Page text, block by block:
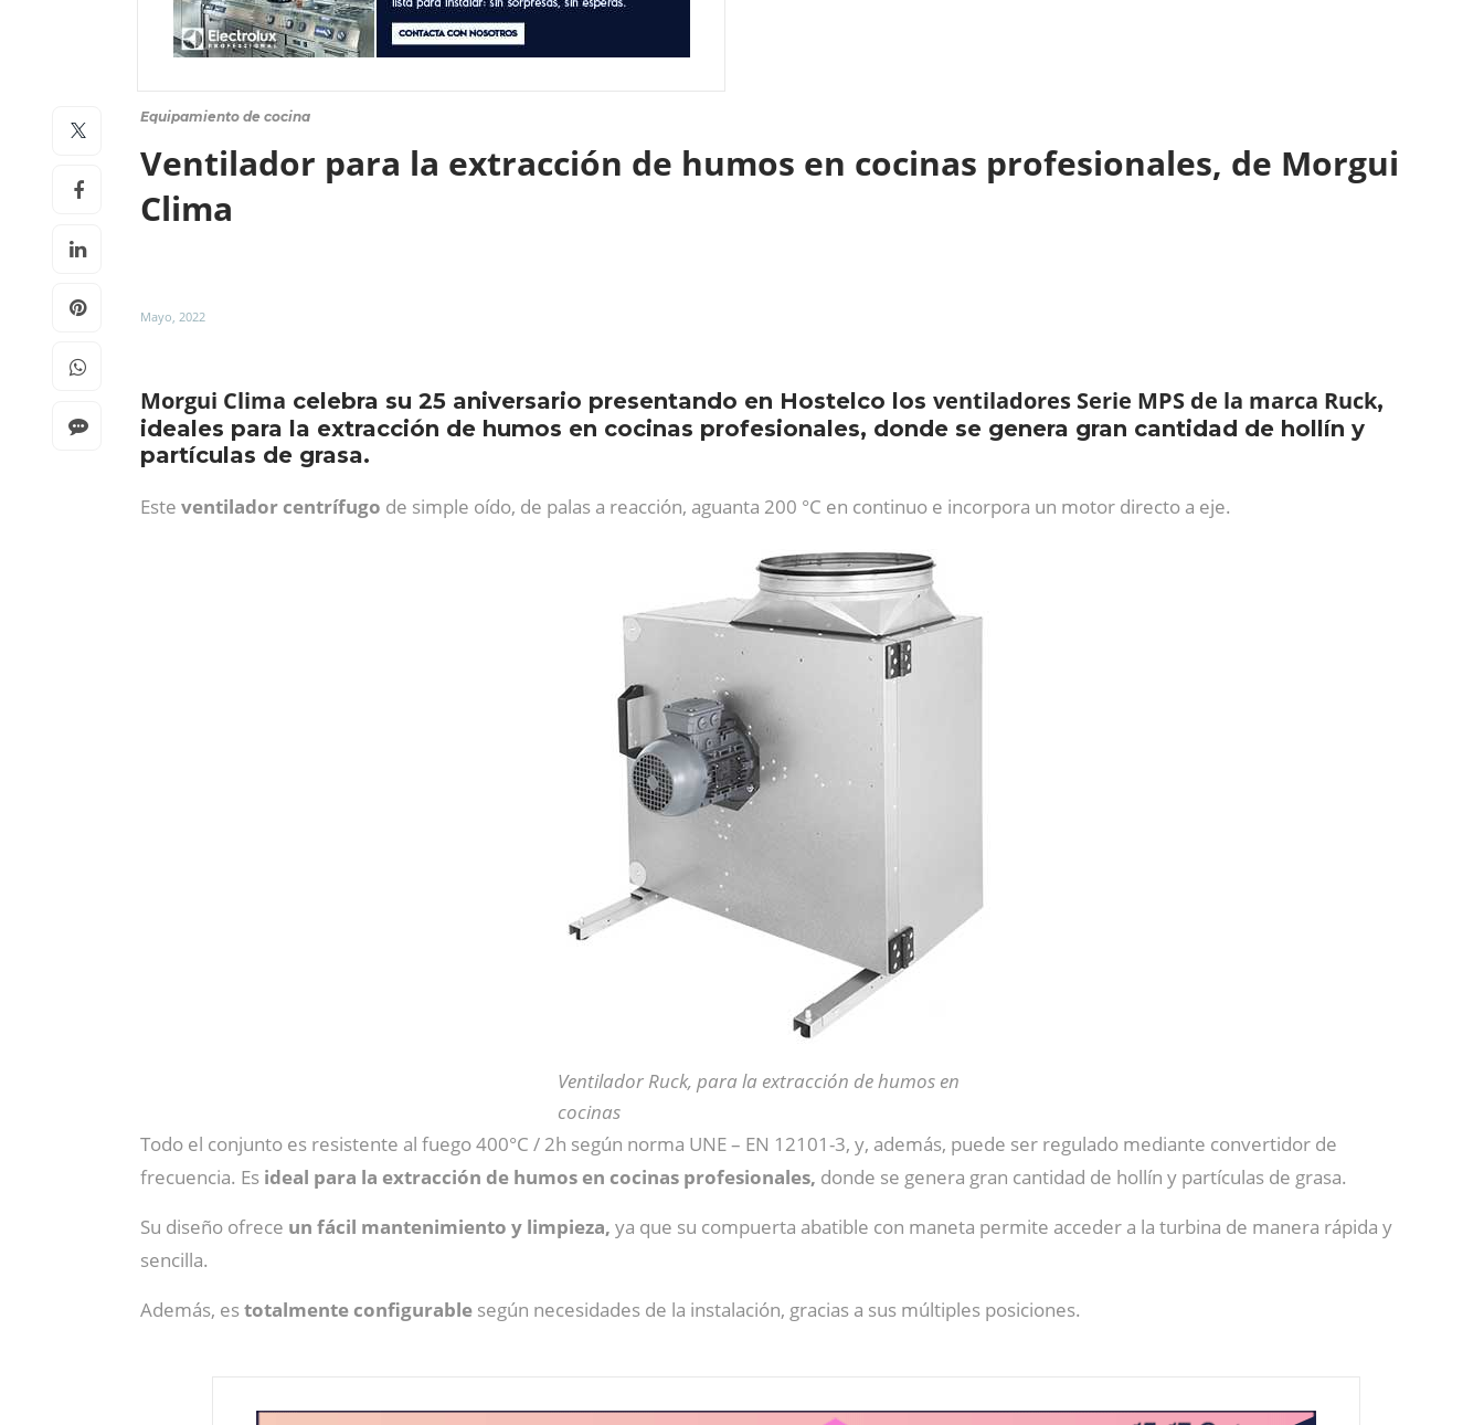
Equipamiento de cocina
Ventilador para la extracción de humos en cocinas profesionales, de Morgui
Clima
Mayo, 2022
Morgui Clima celebra su 25 aniversario presentando en Hostelco los ventiladores Serie MPS de la marca Ruck,
ideales para la extracción de humos en cocinas profesionales, donde se genera gran cantidad de hollín y
partículas de grasa.
Este ventilador centrífugo de simple oído, de palas a reacción, aguanta 200 °C en continuo e incorpora un motor directo a eje.
Ventilador Ruck, para la extracción de humos en
cocinas
Todo el conjunto es resistente al fuego 400°C / 2h según norma UNE – EN 12101-3, y, además, puede ser regulado mediante convertidor de
frecuencia. Es ideal para la extracción de humos en cocinas profesionales, donde se genera gran cantidad de hollín y partículas de grasa.
Su diseño ofrece un fácil mantenimiento y limpieza, ya que su compuerta abatible con maneta permite acceder a la turbina de manera rápida y
sencilla.
Además, estotalmente configurable según necesidades de la instalación, gracias a sus múltiples posiciones.